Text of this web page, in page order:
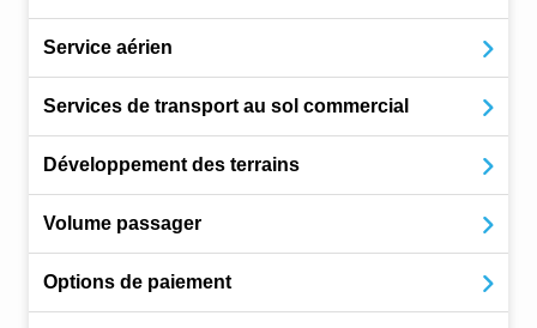
Service aérien
Services de transport au sol commercial
Développement des terrains
Volume passager
Options de paiement